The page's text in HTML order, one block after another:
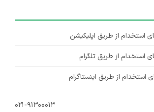
استخدام از طریق اپلیکیشن
استخدام از طریق تلگرام
استخدام از طریق اینستاگرام
۰۲۱-۹۱۳۰۰۰۱۳